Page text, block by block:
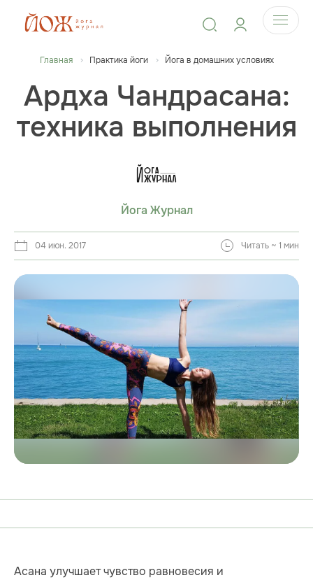
Главная Практика йоги Йога в домашних условиях
Ардха Чандрасана:
техника выполнения
Йога Журнал
04 июн. 2017 Читать ~ 1 мин
Асана улучшает чувство равновесия и